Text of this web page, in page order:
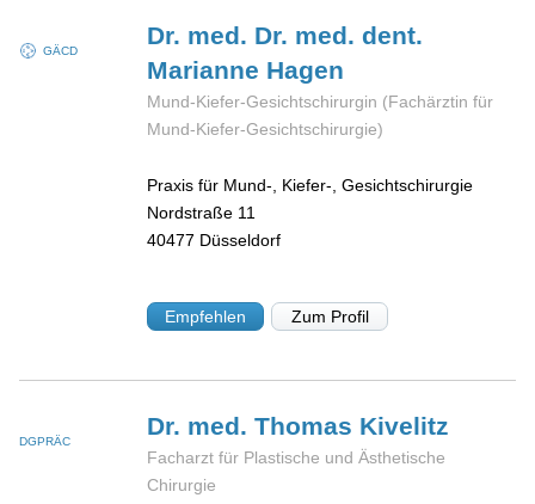
GÄCD
Dr. med. Dr. med. dent.
Marianne Hagen
Mund-Kiefer-Gesichtschirurgin (Fachärztin für
Mund-Kiefer-Gesichtschirurgie)
Praxis für Mund-, Kiefer-, Gesichtschirurgie
Nordstraße 11
40477 Düsseldorf
Empfehlen Zum Profil
DGPRÄC
Dr. med. Thomas Kivelitz
Facharzt für Plastische und Ästhetische
Chirurgie